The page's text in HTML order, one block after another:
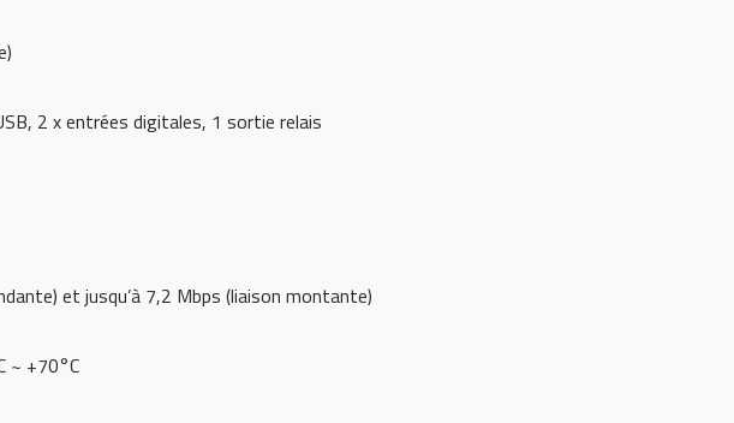
2 x entrées digitales, 1 sortie relais
et jusqu’à 7,2 Mbps (liaison montante)
~ +70°C